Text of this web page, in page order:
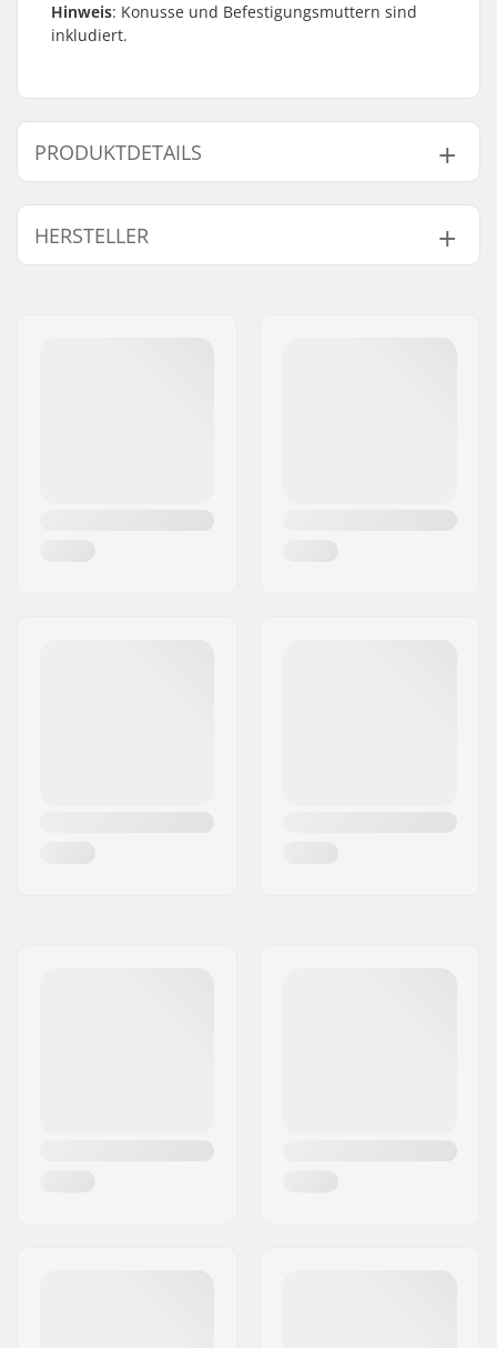
Hinweis: Konusse und Befestigungsmuttern sind
inkludiert.
PRODUKTDETAILS
Tretlager (Bottom
Bracket):
Amerikanisch (AMER),
Kurbelachsen-
22mm
HERSTELLER